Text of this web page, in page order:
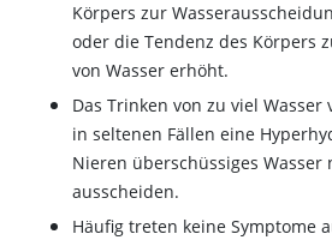
Körpers zur
oder die Tendenz des Körpers
von Wasser erhöht.
Das Trinken von zu viel
in seltenen Fällen eine
Nieren überschüssiges Wasser
ausscheiden.
Häufig treten keine Symptome